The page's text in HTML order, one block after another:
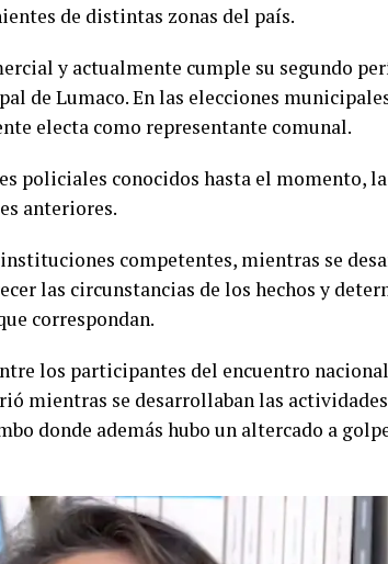
de distintas zonas del país.
y actualmente cumple su segundo
de Lumaco. En las elecciones
electa como representante comunal.
policiales conocidos hasta el momento,
anteriores.
competentes, mientras se
las circunstancias de los hechos y
correspondan.
los participantes del encuentro
mientras se desarrollaban las
donde además hubo un altercado a